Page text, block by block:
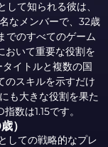
て知られる彼は、
なメンバーで、32歳
でのすべてのゲーム
おいて重要な役割を
イトルと複数の国
のスキルを示すだけ
も大きな役割を果た
数は1.15です。
）
しての戦略的なプレ